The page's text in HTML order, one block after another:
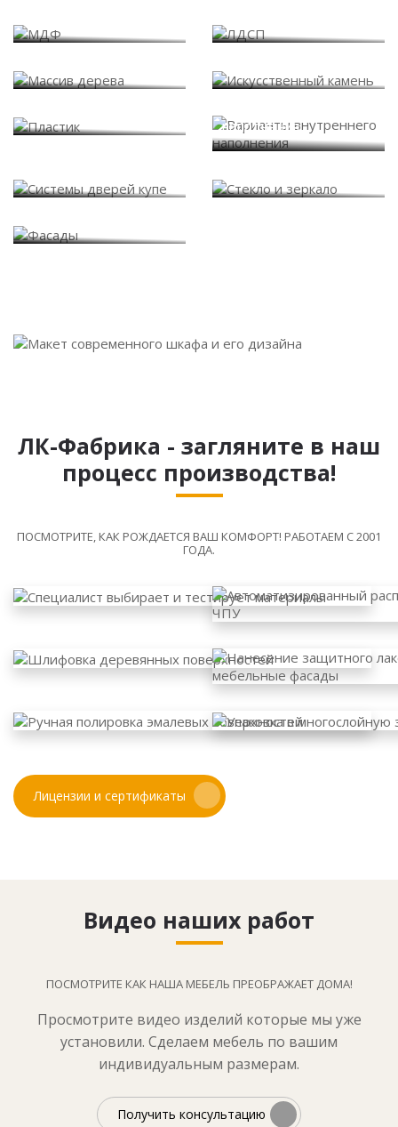
наполнения
ЛК-Фабрика - загляните в наш
процесс производства!
ПОСМОТРИТЕ, КАК РОЖДАЕТСЯ ВАШ КОМФОРТ! РАБОТАЕМ С 2001
ГОДА.
Лицензии и сертификаты
Видео наших работ
ПОСМОТРИТЕ КАК НАША МЕБЕЛЬ ПРЕОБРАЖАЕТ ДОМА!
Просмотрите видео изделий которые мы уже
установили. Сделаем мебель по вашим
индивидуальным размерам.
Получить консультацию